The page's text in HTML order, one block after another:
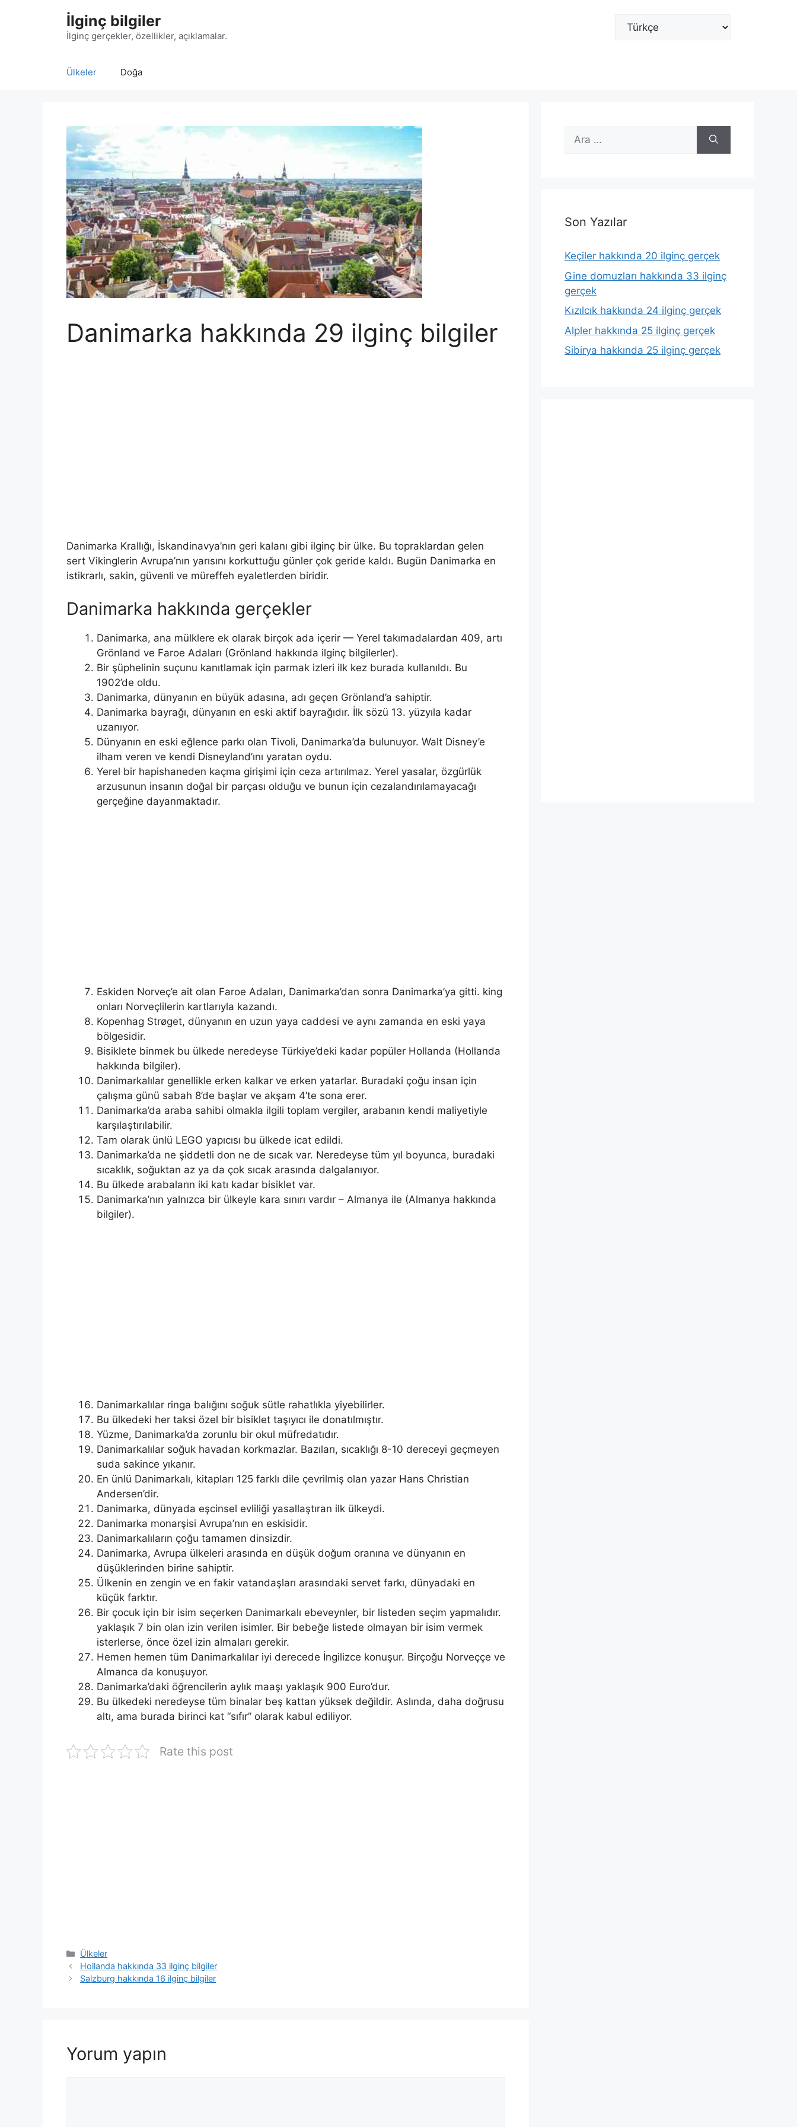
İlginç bilgiler
İlginç gerçekler, özellikler, açıklamalar.
Ülkeler Doğa
Danimarka hakkında 29 ilginç bilgiler
Danimarka Krallığı, İskandinavya’nın geri kalanı gibi ilginç bir ülke. Bu topraklardan gelen
sert Vikinglerin Avrupa’nın yarısını korkuttuğu günler çok geride kaldı. Bugün Danimarka en
istikrarlı, sakin, güvenli ve müreffeh eyaletlerden biridir.
Danimarka hakkında gerçekler
Danimarka, ana mülklere ek olarak birçok ada içerir — Yerel takımadalardan 409, artı
Grönland ve Faroe Adaları (Grönland hakkında ilginç bilgilerler).
Bir şüphelinin suçunu kanıtlamak için parmak izleri ilk kez burada kullanıldı. Bu
1902’de oldu.
Danimarka, dünyanın en büyük adasına, adı geçen Grönland’a sahiptir.
Danimarka bayrağı, dünyanın en eski aktif bayrağıdır. İlk sözü 13. yüzyıla kadar
uzanıyor.
Dünyanın en eski eğlence parkı olan Tivoli, Danimarka’da bulunuyor. Walt Disney’e
ilham veren ve kendi Disneyland’ını yaratan oydu.
Yerel bir hapishaneden kaçma girişimi için ceza artırılmaz. Yerel yasalar, özgürlük
arzusunun insanın doğal bir parçası olduğu ve bunun için cezalandırılamayacağı
gerçeğine dayanmaktadır.
Eskiden Norveç’e ait olan Faroe Adaları, Danimarka’dan sonra Danimarka’ya gitti. king
onları Norveçlilerin kartlarıyla kazandı.
Kopenhag Strøget, dünyanın en uzun yaya caddesi ve aynı zamanda en eski yaya
bölgesidir.
Bisiklete binmek bu ülkede neredeyse Türkiye’deki kadar popüler Hollanda (Hollanda
hakkında bilgiler).
Danimarkalılar genellikle erken kalkar ve erken yatarlar. Buradaki çoğu insan için
çalışma günü sabah 8’de başlar ve akşam 4’te sona erer.
Danimarka’da araba sahibi olmakla ilgili toplam vergiler, arabanın kendi maliyetiyle
karşılaştırılabilir.
Tam olarak ünlü LEGO yapıcısı bu ülkede icat edildi.
Danimarka’da ne şiddetli don ne de sıcak var. Neredeyse tüm yıl boyunca, buradaki
sıcaklık, soğuktan az ya da çok sıcak arasında dalgalanıyor.
Bu ülkede arabaların iki katı kadar bisiklet var.
Danimarka’nın yalnızca bir ülkeyle kara sınırı vardır – Almanya ile (Almanya hakkında
bilgiler).
Danimarkalılar ringa balığını soğuk sütle rahatlıkla yiyebilirler.
Bu ülkedeki her taksi özel bir bisiklet taşıyıcı ile donatılmıştır.
Yüzme, Danimarka’da zorunlu bir okul müfredatıdır.
Danimarkalılar soğuk havadan korkmazlar. Bazıları, sıcaklığı 8-10 dereceyi geçmeyen
suda sakince yıkanır.
En ünlü Danimarkalı, kitapları 125 farklı dile çevrilmiş olan yazar Hans Christian
Andersen’dir.
Danimarka, dünyada eşcinsel evliliği yasallaştıran ilk ülkeydi.
Danimarka monarşisi Avrupa’nın en eskisidir.
Danimarkalıların çoğu tamamen dinsizdir.
Danimarka, Avrupa ülkeleri arasında en düşük doğum oranına ve dünyanın en
düşüklerinden birine sahiptir.
Ülkenin en zengin ve en fakir vatandaşları arasındaki servet farkı, dünyadaki en
küçük farktır.
Bir çocuk için bir isim seçerken Danimarkalı ebeveynler, bir listeden seçim yapmalıdır.
yaklaşık 7 bin olan izin verilen isimler. Bir bebeğe listede olmayan bir isim vermek
isterlerse, önce özel izin almaları gerekir.
Hemen hemen tüm Danimarkalılar iyi derecede İngilizce konuşur. Birçoğu Norveççe ve
Almanca da konuşuyor.
Danimarka’daki öğrencilerin aylık maaşı yaklaşık 900 Euro’dur.
Bu ülkedeki neredeyse tüm binalar beş kattan yüksek değildir. Aslında, daha doğrusu
altı, ama burada birinci kat “sıfır” olarak kabul ediliyor.
Rate this post
Kategoriler
Ülkeler
Hollanda hakkında 33 ilginç bilgiler
Salzburg hakkında 16 ilginç bilgiler
Yorum yapın
için
Son Yazılar
Keçiler hakkında 20 ilginç gerçek
Gine domuzları hakkında 33 ilginç
gerçek
Kızılcık hakkında 24 ilginç gerçek
Alpler hakkında 25 ilginç gerçek
Sibirya hakkında 25 ilginç gerçek